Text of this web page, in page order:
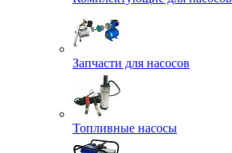
Запчасти для насосов
Топливные насосы